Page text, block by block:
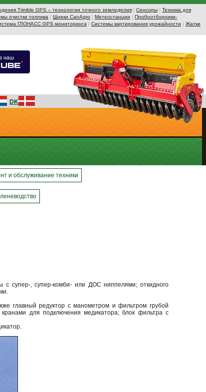
Trimble GPS – технологии точного земледелия | Сенсоры | Техника для
очистки топлива | Шнеки CanAgro | Метеостанции | Пробоотборники-
ГЛОНАСС GPS мониторинга | Системы картирования урожайности | Жатки
DK
и обслуживание техники
с супер-, супер-комби- или ДОС ниппелями; откидного
главный редуктор с манометром и фильтром грубой
для подключения медикатора; блок фильтра с